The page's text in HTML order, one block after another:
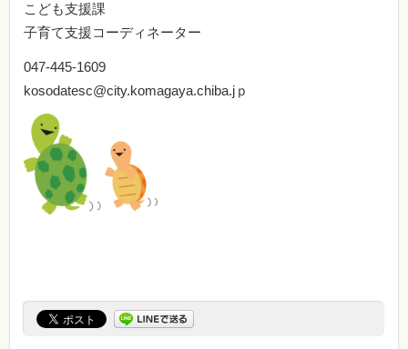
こども支援課
子育て支援コーディネーター
047-445-1609
kosodatesc@city.komagaya.chiba.jｐ